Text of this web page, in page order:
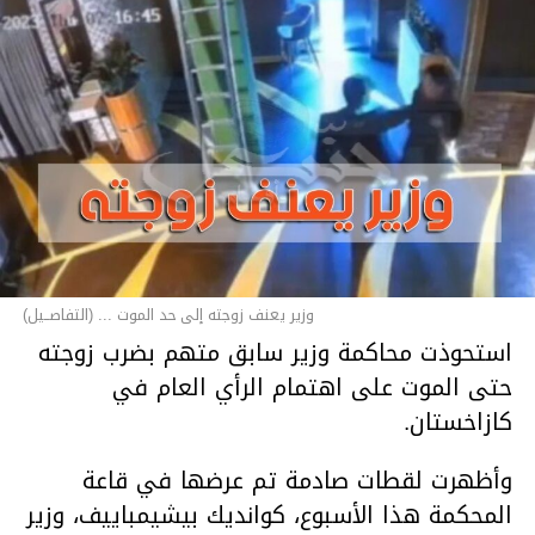
وزير يعنف زوجته إلى حد الموت ... (التفاصــيل)
استحوذت محاكمة وزير سابق متهم بضرب زوجته
حتى الموت على اهتمام الرأي العام في
كازاخستان.
وأظهرت لقطات صادمة تم عرضها في قاعة
المحكمة هذا الأسبوع، كوانديك بيشيمباييف، وزير